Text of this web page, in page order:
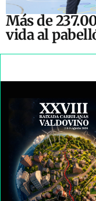
Más de
vida al